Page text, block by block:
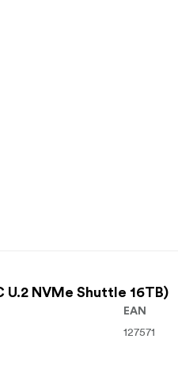
NVMe Shuttle 16TB)
EAN
127571